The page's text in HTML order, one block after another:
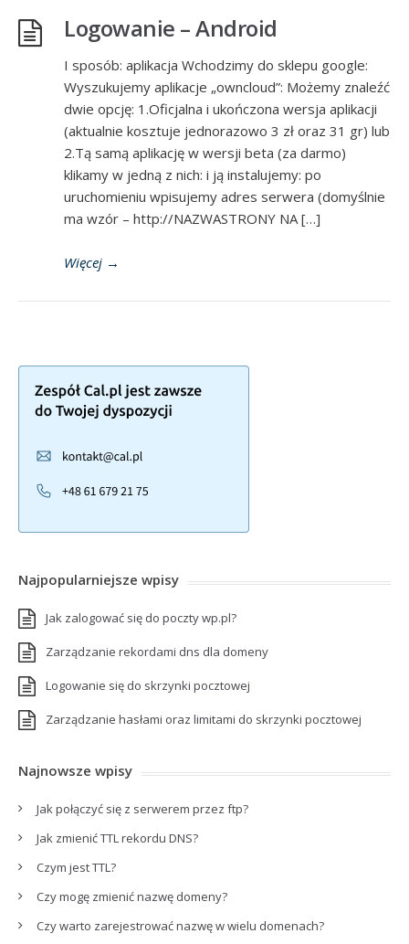
Logowanie – Android
I sposób: aplikacja Wchodzimy do sklepu google:
Wyszukujemy aplikacje „owncloud”: Możemy znaleźć
dwie opcję: 1.Oficjalna i ukończona wersja aplikacji
(aktualnie kosztuje jednorazowo 3 zł oraz 31 gr) lub
2.Tą samą aplikację w wersji beta (za darmo)
klikamy w jedną z nich: i ją instalujemy: po
uruchomieniu wpisujemy adres serwera (domyślnie
ma wzór – http://NAZWASTRONY NA […]
Więcej →
Najpopularniejsze wpisy
Jak zalogować się do poczty wp.pl?
Zarządzanie rekordami dns dla domeny
Logowanie się do skrzynki pocztowej
Zarządzanie hasłami oraz limitami do skrzynki pocztowej
Najnowsze wpisy
Jak połączyć się z serwerem przez ftp?
Jak zmienić TTL rekordu DNS?
Czym jest TTL?
Czy mogę zmienić nazwę domeny?
Czy warto zarejestrować nazwę w wielu domenach?